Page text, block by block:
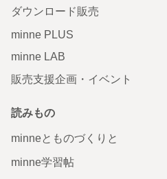
ダウンロード販売
minne PLUS
minne LAB
販売支援企画・イベント
読みもの
minneとものづくりと
minne学習帖